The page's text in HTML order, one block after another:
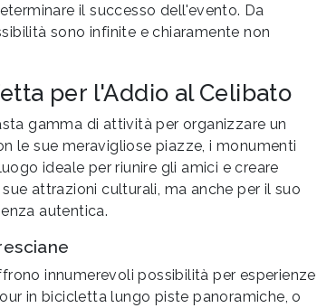
il successo dell'evento. Da
sono infinite e chiaramente non
per l'Addio al Celibato
gamma di attività per organizzare un
le sue meravigliose piazze, i monumenti
ideale per riunire gli amici e creare
attrazioni culturali, ma anche per il suo
autentica.
innumerevoli possibilità per esperienze
in bicicletta lungo piste panoramiche, o